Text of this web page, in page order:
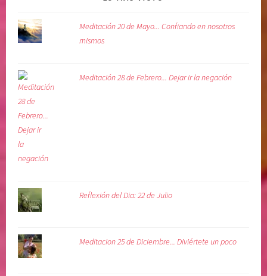
Meditación 20 de Mayo... Confiando en nosotros
mismos
Meditación 28 de Febrero... Dejar ir la negación
Reflexión del Dia: 22 de Julio
Meditacion 25 de Diciembre... Diviértete un poco